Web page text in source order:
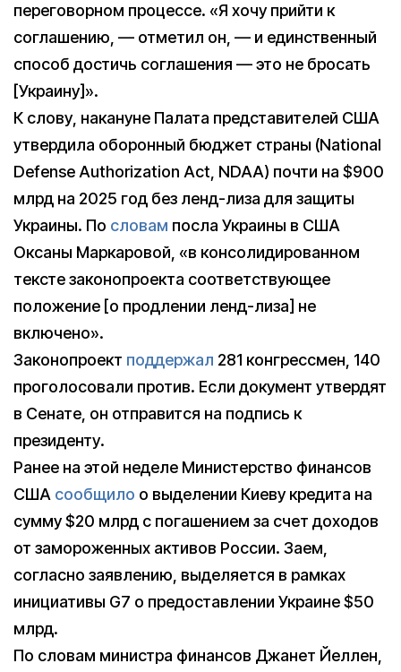
переговорном процессе. «Я хочу прийти к
соглашению, — отметил он, — и единственный
способ достичь соглашения — это не бросать
[Украину]».
К слову, накануне Палата представителей США
утвердила оборонный бюджет страны (National
Defense Authorization Act, NDAA) почти на $900
млрд на 2025 год без ленд-лиза для защиты
Украины. По словам посла Украины в США
Оксаны Маркаровой, «в консолидированном
тексте законопроекта соответствующее
положение [о продлении ленд-лиза] не
включено».
Законопроект поддержал 281 конгрессмен, 140
проголосовали против. Если документ утвердят
в Сенате, он отправится на подпись к
президенту.
Ранее на этой неделе Министерство финансов
США сообщило о выделении Киеву кредита на
сумму $20 млрд с погашением за счет доходов
от замороженных активов России. Заем,
согласно заявлению, выделяется в рамках
инициативы G7 о предоставлении Украине $50
млрд.
По словам министра финансов Джанет Йеллен,